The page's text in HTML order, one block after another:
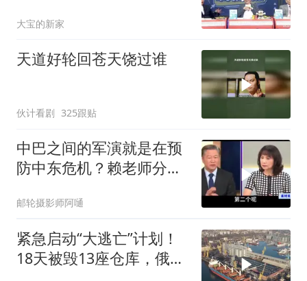
大宝的新家
天道好轮回苍天饶过谁
伙计看剧 325跟贴
中巴之间的军演就是在预
防中东危机？赖老师分析
邮轮摄影师阿嗵
紧急启动“大逃亡”计划！
18天被毁13座仓库，俄电